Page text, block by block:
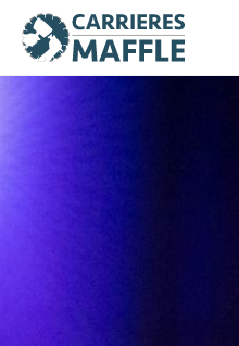
Passer au contenu principal